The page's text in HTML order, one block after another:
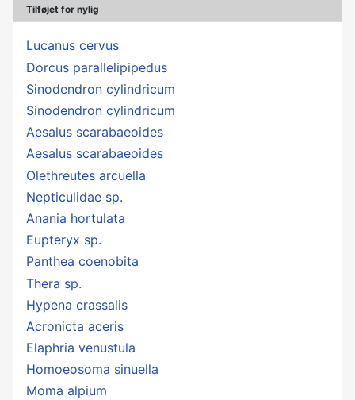
Tilføjet for nylig
Lucanus cervus
Dorcus parallelipipedus
Sinodendron cylindricum
Sinodendron cylindricum
Aesalus scarabaeoides
Aesalus scarabaeoides
Olethreutes arcuella
Nepticulidae sp.
Anania hortulata
Eupteryx sp.
Panthea coenobita
Thera sp.
Hypena crassalis
Acronicta aceris
Elaphria venustula
Homoeosoma sinuella
Moma alpium